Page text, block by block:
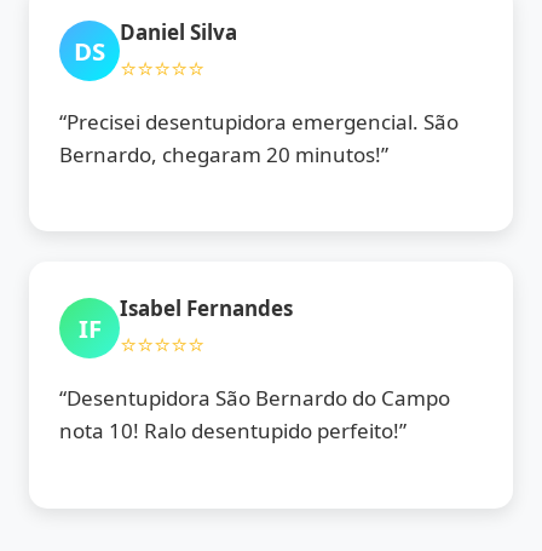
DS
Daniel Silva
⭐⭐⭐⭐⭐
“Precisei desentupidora emergencial. São
Bernardo, chegaram 20 minutos!”
IF
Isabel Fernandes
⭐⭐⭐⭐⭐
“Desentupidora São Bernardo do Campo
nota 10! Ralo desentupido perfeito!”